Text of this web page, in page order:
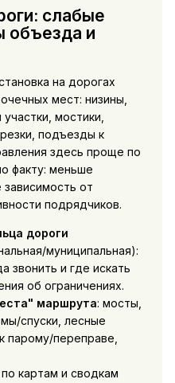
слабые
объезда и
на дорогах
мест: низины,
мостики,
подъезды к
здесь проще по
факту: меньше
от
подрядчиков.
дороги
муниципальная):
звонить и где искать
об ограничениях.
маршрута: мосты,
спуски, лесные
парому/переправе,
картам и сводкам